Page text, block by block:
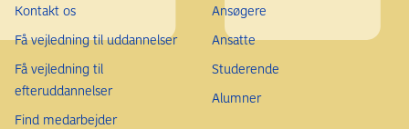
Kontakt os
Få vejledning til uddannelser
Få vejledning til
efteruddannelser
Find medarbejder
Ansøgere
Ansatte
Studerende
Alumner